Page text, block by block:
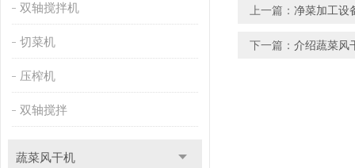
双轴搅拌机
切菜机
压榨机
双轴搅拌
蔬菜风干机
上一篇： 净菜加工设
下一篇： 介绍蔬菜风